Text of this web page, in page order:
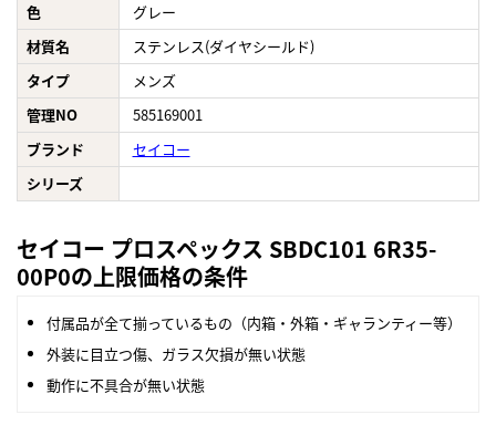
色
グレー
材質名
ステンレス(ダイヤシールド)
タイプ
メンズ
管理NO
585169001
ブランド
セイコー
シリーズ
セイコー プロスペックス SBDC101 6R35-
00P0の上限価格の条件
付属品が全て揃っているもの（内箱・外箱・ギャランティー等）
外装に目立つ傷、ガラス欠損が無い状態
動作に不具合が無い状態